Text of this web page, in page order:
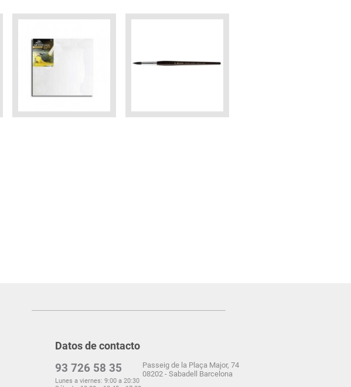
Datos de contacto
93 726 58 35
Lunes a viernes: 9:00 a 20:30
Passeig de la Plaça Major, 74
08202 - Sabadell Barcelona